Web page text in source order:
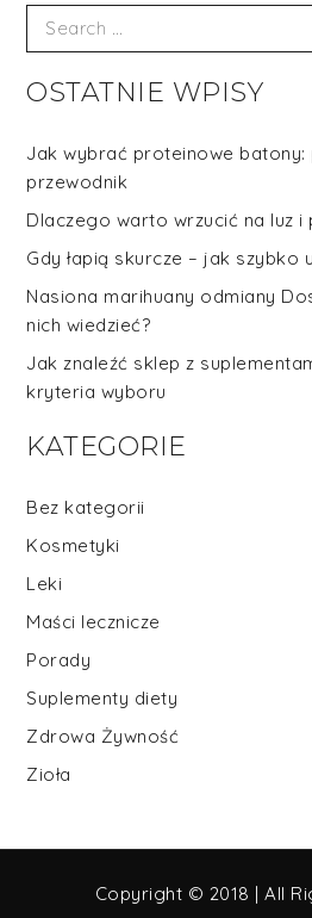
Search
OSTATNIE WPISY
Jak wybrać proteinowe batony:
przewodnik
Dlaczego warto wrzucić na luz
Gdy łapią skurcze – jak szybko
Nasiona marihuany odmiany
nich wiedzieć?
Jak znaleźć sklep z
kryteria wyboru
KATEGORIE
Bez kategorii
Kosmetyki
Leki
Maści lecznicze
Porady
Suplementy diety
Zdrowa Żywność
Zioła
Copyright © 2018 | All